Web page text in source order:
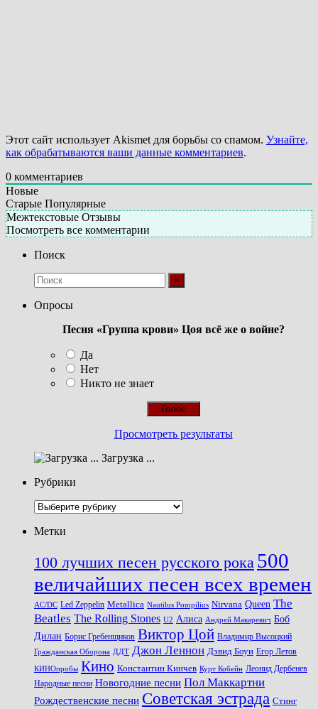
Этот сайт использует Akismet для борьбы со спамом. Узнайте,
как обрабатываются ваши данные комментариев.
0 комментариев
Новые
Старые Популярные
Межтекстовые Отзывы
Посмотреть все комментарии
Поиск
Опросы
Песня «Группа крови» Цоя всё же о войне?
Да
Нет
Никто не знает
Просмотреть результаты
Загрузка ...
Рубрики
Рубрики
Метки
100 лучших песен русского рока 500
величайших песен всех времен
AC/DC Led Zeppelin Metallica Nautilus Pompilius Nirvana Queen The
Beatles The Rolling Stones U2 Алиса Андрей Макаревич Боб
Дилан Борис Гребенщиков Виктор Цой Владимир Высоцкий
Гражданская Оборона ДДТ Джон Леннон Дэвид Боуи Егор Летов
КИНОпробы Кино Константин Кинчев Курт Кобейн Леонид Дербенев
Народные песни Новогодние песни Пол Маккартни
Рождественские песни Советская эстрада Стинг